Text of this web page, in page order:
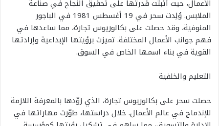
الأعمال، حيث أثبتت قدرتها على تحقيق النجاح في صناعة
الملابس. وُلِدت سحر في 19 أغسطس 1981 في الباجور
المنوفية، وقد حصلت على بكالوريوس تجارة، مما ساعدها في
فهم جوانب الأعمال المختلفة. تميزت برؤيتها الإبداعية وإرادتها
القوية في بناء اسمها الخاص في السوق.
التعليم والخلفية
حصلت سحر على بكالوريوس تجارة، الذي زوّدها بالمعرفة اللازمة
للإندماج في عالم الأعمال. خلال دراستها، طوّرت مهاراتها في